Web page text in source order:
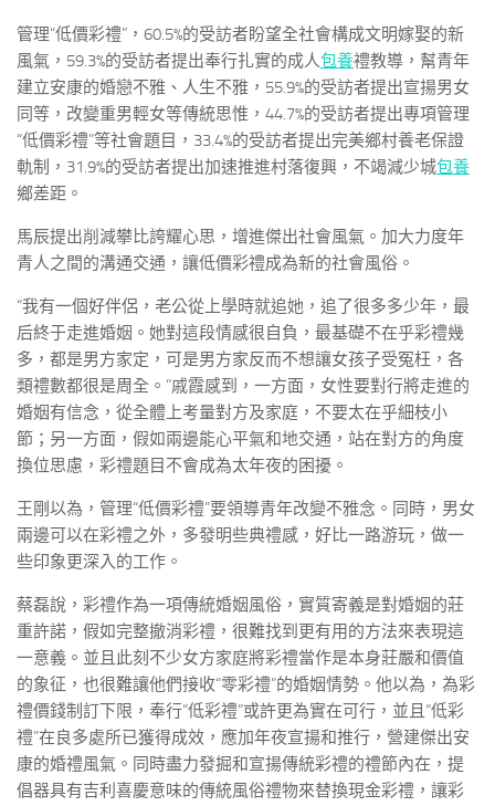
管理“低價彩禮”，60.5%的受訪者盼望全社會構成文明嫁娶的新
風氣，59.3%的受訪者提出奉行扎實的成人包養禮教導，幫青年
建立安康的婚戀不雅、人生不雅，55.9%的受訪者提出宣揚男女
同等，改變重男輕女等傳統思惟，44.7%的受訪者提出專項管理
“低價彩禮”等社會題目，33.4%的受訪者提出完美鄉村養老保證
軌制，31.9%的受訪者提出加速推進村落復興，不竭減少城包養
鄉差距。
馬辰提出削減攀比誇耀心思，增進傑出社會風氣。加大力度年
青人之間的溝通交通，讓低價彩禮成為新的社會風俗。
“我有一個好伴侶，老公從上學時就追她，追了很多多少年，最
后終于走進婚姻。她對這段情感很自負，最基礎不在乎彩禮幾
多，都是男方家定，可是男方家反而不想讓女孩子受冤枉，各
類禮數都很是周全。”戚霞感到，一方面，女性要對行將走進的
婚姻有信念，從全體上考量對方及家庭，不要太在乎細枝小
節；另一方面，假如兩邊能心平氣和地交通，站在對方的角度
換位思慮，彩禮題目不會成為太年夜的困擾。
王剛以為，管理“低價彩禮”要領導青年改變不雅念。同時，男女
兩邊可以在彩禮之外，多發明些典禮感，好比一路游玩，做一
些印象更深入的工作。
蔡磊說，彩禮作為一項傳統婚姻風俗，實質寄義是對婚姻的莊
重許諾，假如完整撤消彩禮，很難找到更有用的方法來表現這
一意義。並且此刻不少女方家庭將彩禮當作是本身莊嚴和價值
的象征，也很難讓他們接收“零彩禮”的婚姻情勢。他以為，為彩
禮價錢制訂下限，奉行“低彩禮”或許更為實在可行，並且“低彩
禮”在良多處所已獲得成效，應加年夜宣揚和推行，營建傑出安
康的婚禮風氣。同時盡力發掘和宣揚傳統彩禮的禮節內在，提
倡器具有吉利喜慶意味的傳統風俗禮物來替換現金彩禮，讓彩